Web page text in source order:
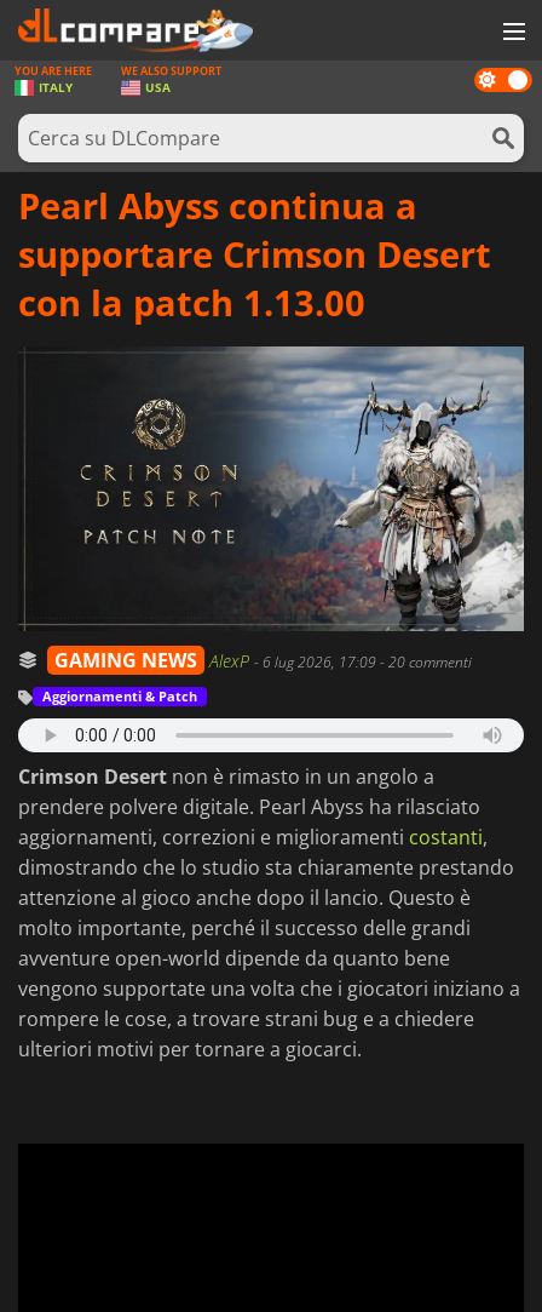
GIOCHI
PREPAGATE
SOFTWARE
HARDWARE
Dark
mode
YOU ARE HERE
ITALY
WE ALSO SUPPORT
USA
Pearl Abyss continua a
supportare Crimson Desert
con la patch 1.13.00
GAMING NEWS AlexP -6 lug 2026, 17:09- 20 commenti
Aggiornamenti & Patch
Crimson Desert non è rimasto in un angolo a
prendere polvere digitale. Pearl Abyss ha rilasciato
aggiornamenti, correzioni e miglioramenti costanti,
dimostrando che lo studio sta chiaramente prestando
attenzione al gioco anche dopo il lancio. Questo è
molto importante, perché il successo delle grandi
avventure open-world dipende da quanto bene
vengono supportate una volta che i giocatori iniziano a
rompere le cose, a trovare strani bug e a chiedere
ulteriori motivi per tornare a giocarci.